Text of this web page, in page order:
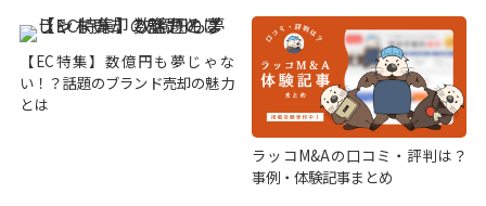
【EC特集】数億円も夢じゃな
い！？話題のブランド売却の魅力
とは
ラッコM&Aの口コミ・評判は？
事例・体験記事まとめ